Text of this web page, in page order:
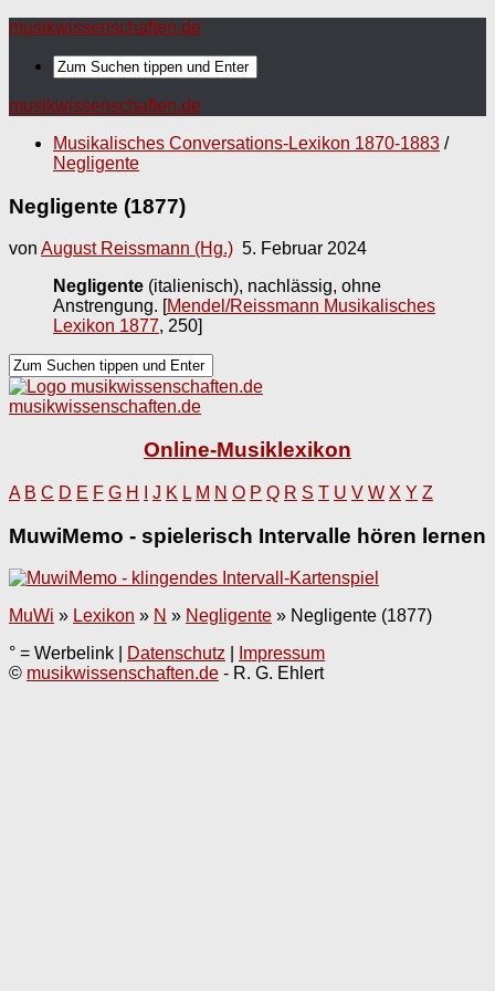
musikwissenschaften.de
musikwissenschaften.de
Musikalisches Conversations-Lexikon 1870-1883 /
Negligente
Negligente (1877)
von August Reissmann (Hg.) 5. Februar 2024
Negligente (italienisch), nachlässig, ohne
Anstrengung. [Mendel/Reissmann Musikalisches
Lexikon 1877, 250]
musikwissenschaften.de
Online-Musiklexikon
A B C D E F G H J K L M N O P Q R S T U V W X Y Z
MuwiMemo - spielerisch Intervalle hören lernen
MuWi » Lexikon » N » Negligente » Negligente (1877)
° = Werbelink |
Datenschutz
Impressum
© musikwissenschaften.de - R. G. Ehlert